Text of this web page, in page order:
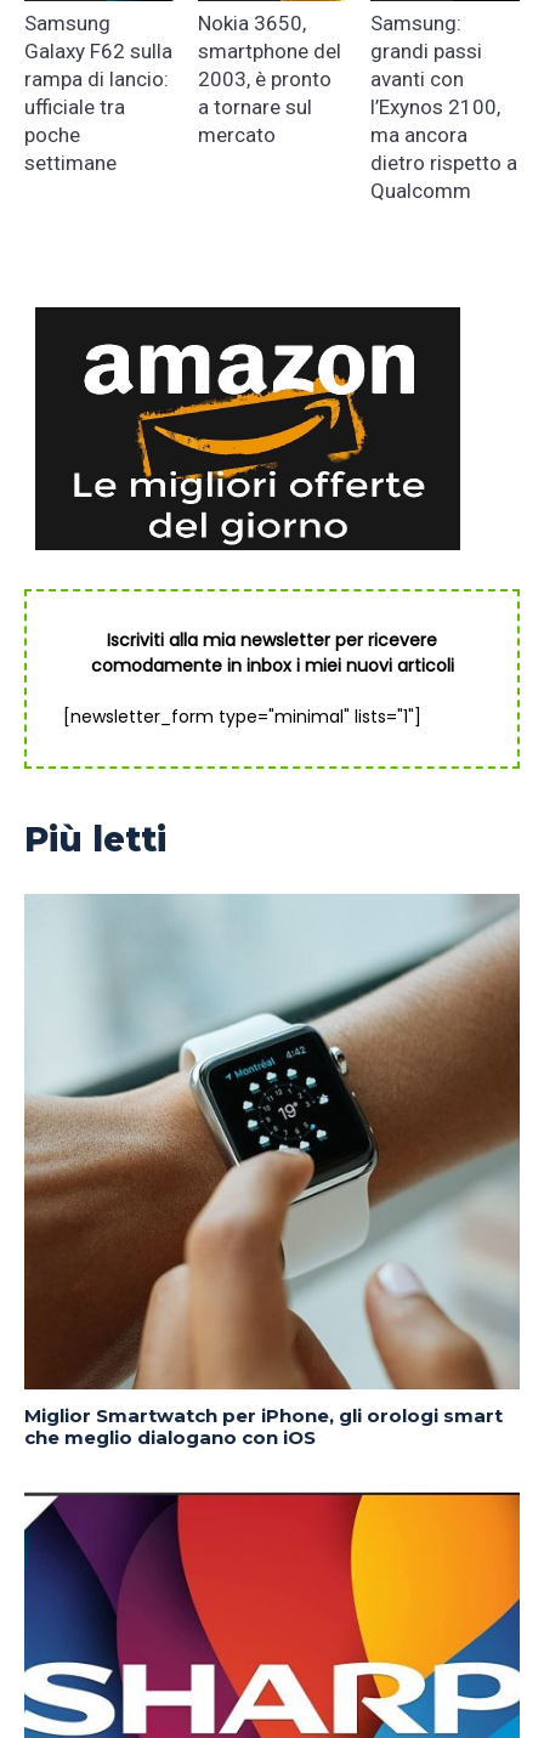
Samsung
Galaxy F62 sulla
rampa di lancio:
ufficiale tra
poche
settimane
Nokia 3650,
smartphone del
2003, è pronto
a tornare sul
mercato
Samsung:
grandi passi
avanti con
l’Exynos 2100,
ma ancora
dietro rispetto a
Qualcomm
Iscriviti alla mia newsletter per ricevere
comodamente in inbox i miei nuovi articoli
[newsletter_form type="minimal" lists="1"]
Più letti
Miglior Smartwatch per iPhone, gli orologi smart
che meglio dialogano con iOS